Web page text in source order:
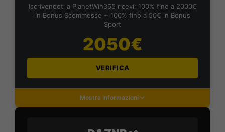
Iscrivendoti a PlanetWin365 ricevi: 100% fino a 2000€
in Bonus Scommesse + 100% fino a 50€ in Bonus
Sport
2050€
VERIFICA
Mostra Informazioni